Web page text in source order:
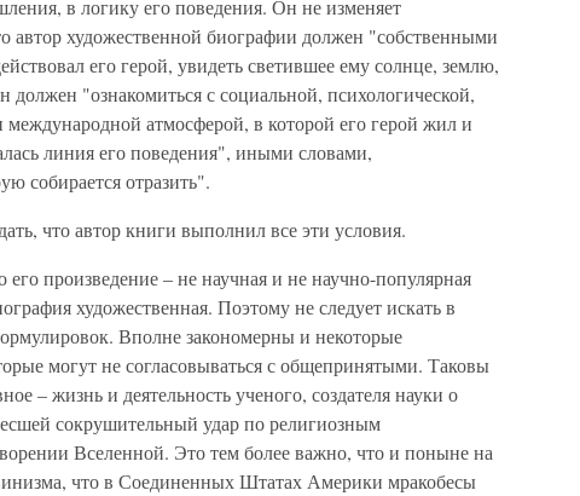
в логику его поведения. Он не изменяет
автор художественной биографии должен "собственными
его герой, увидеть светившее ему солнце, землю,
должен "ознакомиться с социальной, психологической,
международной атмосферой, в которой его герой жил и
линия его поведения", иными словами,
собирается отразить".
что автор книги выполнил все эти условия.
произведение – не научная и не научно-популярная
художественная. Поэтому не следует искать в
Вполне закономерны и некоторые
могут не согласовываться с общепринятыми. Таковы
– жизнь и деятельность ученого, создателя науки о
сокрушительный удар по религиозным
Вселенной. Это тем более важно, что и поныне на
что в Соединенных Штатах Америки мракобесы